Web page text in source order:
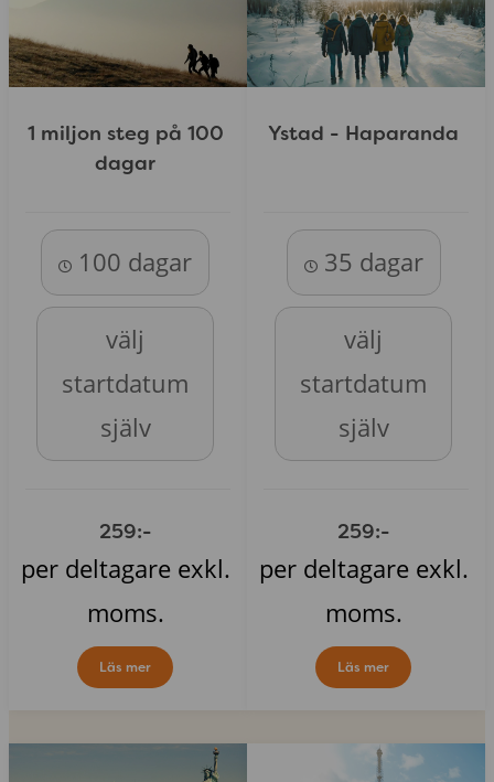
1 miljon steg på 100
dagar
100 dagar
välj
startdatum
själv
259:-
per deltagare exkl.
moms.
Läs mer
Ystad - Haparanda
35 dagar
välj
startdatum
själv
259:-
per deltagare exkl.
moms.
Läs mer